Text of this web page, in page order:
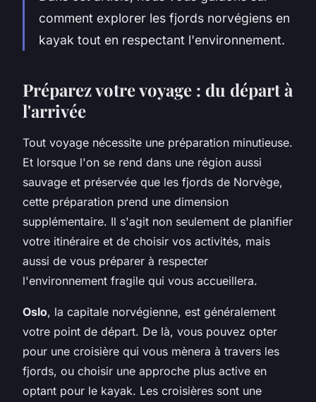
comment explorer les fjords norvégiens en
kayak tout en respectant l'environnement.
Préparez votre voyage : du départ à
l'arrivée
Tout voyage nécessite une préparation minutieuse.
Et lorsque l'on se rend dans une région aussi
sauvage et préservée que les fjords de Norvège,
cette préparation prend une dimension
supplémentaire. Il s'agit non seulement de planifier
votre itinéraire et de choisir vos activités, mais
aussi de vous préparer à respecter
l'environnement fragile qui vous accueillera.
Oslo, la capitale norvégienne, est généralement
votre point de départ. De là, vous pouvez opter
pour une croisière qui vous mènera à travers les
fjords, ou choisir une approche plus active en
optant pour le kayak. Les croisières sont une